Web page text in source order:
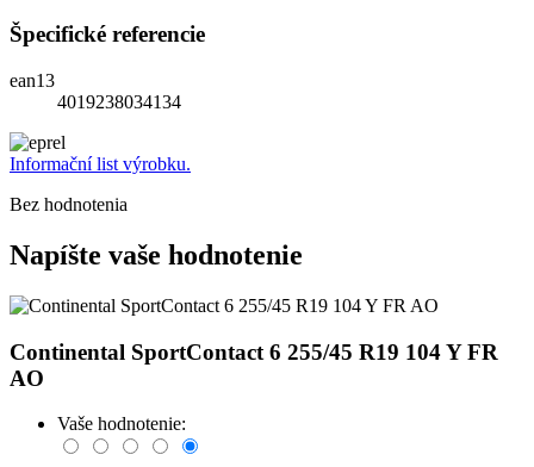
Špecifické referencie
ean13
4019238034134
Informační list výrobku.
Bez hodnotenia
Napíšte vaše hodnotenie
Continental SportContact 6 255/45 R19 104 Y FR
AO
Vaše hodnotenie: